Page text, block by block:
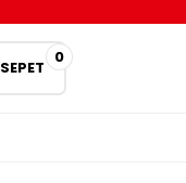
SEPET
0